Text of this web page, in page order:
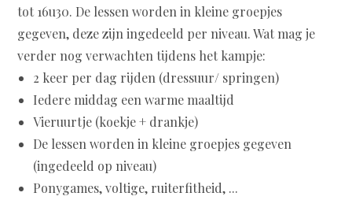
tot 16u30. De lessen worden in kleine groepjes
gegeven, deze zijn ingedeeld per niveau. Wat mag je
verder nog verwachten tijdens het kampje:
2 keer per dag rijden (dressuur/ springen)
Iedere middag een warme maaltijd
Vieruurtje (koekje + drankje)
De lessen worden in kleine groepjes gegeven
(ingedeeld op niveau)
Ponygames, voltige, ruiterfitheid, ...